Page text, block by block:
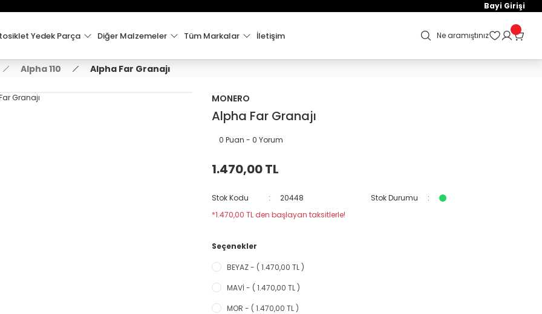
2000 TL VE ÜZERİ KARGO ÜCRETSİZ !
Bayi Girişi
Yedek Parça Diğer Malzemeler Tüm Markalar İletişim Ne aramıştınız
Alpha 110 Alpha Far Granajı
MONERO
Alpha Far Granajı
0 Puan - 0 Yorum
1.470,00 TL
Stok Kodu 20448
Stok Durumu
*1.470,00 TL den başlayan taksitlerle!
Seçenekler
BEYAZ - ( 1.470,00 TL )
MAVİ - ( 1.470,00 TL )
MOR - ( 1.470,00 TL )